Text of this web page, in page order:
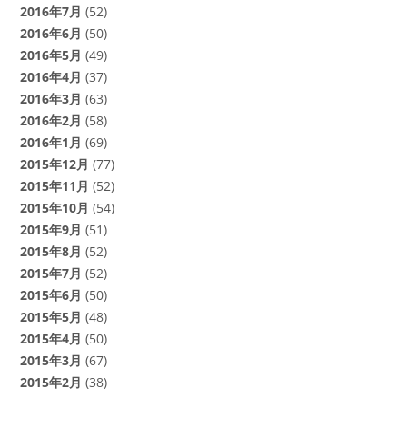
2016年7月 (52)
2016年6月 (50)
2016年5月 (49)
2016年4月 (37)
2016年3月 (63)
2016年2月 (58)
2016年1月 (69)
2015年12月 (77)
2015年11月 (52)
2015年10月 (54)
2015年9月 (51)
2015年8月 (52)
2015年7月 (52)
2015年6月 (50)
2015年5月 (48)
2015年4月 (50)
2015年3月 (67)
2015年2月 (38)